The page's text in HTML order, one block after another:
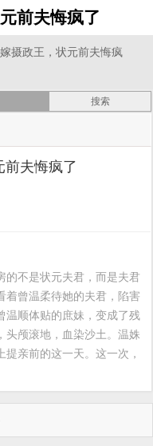
前夫悔疯了
嫁摄政王，状元前夫悔疯
前夫悔疯了
的不是状元夫君，而是夫君
着曾温柔待她的夫君，陷害
温顺体贴的庶妹，变成了残
头颅滚地，血染沙土。温姝
亲前的这一天。这一次，